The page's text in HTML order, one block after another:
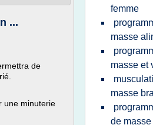
...
de
une minuterie
femme
masse
masse et
masse
de masse